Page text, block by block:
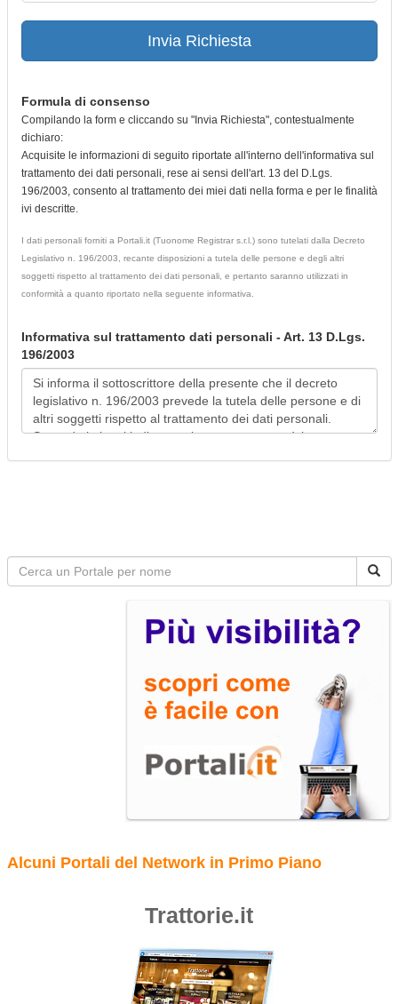
Invia Richiesta
Formula di consenso
Compilando la form e cliccando su "Invia Richiesta", contestualmente
dichiaro:
Acquisite le informazioni di seguito riportate all'interno dell'informativa sul
trattamento dei dati personali, rese ai sensi dell'art. 13 del D.Lgs.
196/2003, consento al trattamento dei miei dati nella forma e per le finalità
ivi descritte.
I dati personali forniti a Portali.it (Tuonome Registrar s.r.l.) sono tutelati dalla Decreto
Legislativo n. 196/2003, recante disposizioni a tutela delle persone e degli altri
soggetti rispetto al trattamento dei dati personali, e pertanto saranno utilizzati in
conformità a quanto riportato nella seguente informativa.
Informativa sul trattamento dati personali - Art. 13 D.Lgs.
196/2003
Alcuni Portali del Network in Primo Piano
Trattorie.it